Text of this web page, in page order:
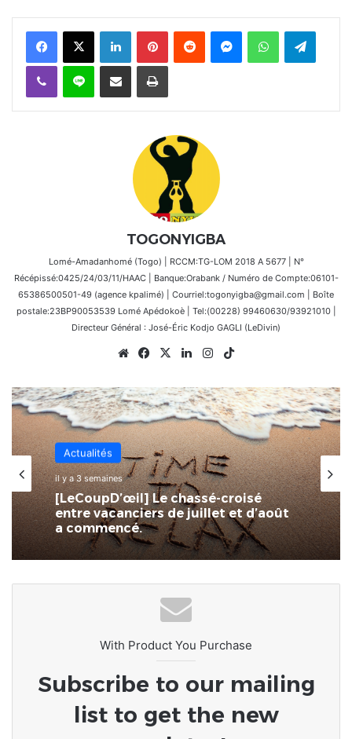
FacebookX Linkedin PinterestReddit MessengerWhatsAppTelegram
Viber Ligne Partager par email Imprimer
TOGONYIGBA
Lomé-Amadanhomé (Togo) | RCCM:TG-LOM 2018 A 5677 | N°
Récépissé:0425/24/03/11/HAAC | Banque:Orabank / Numéro de Compte:06101-
65386500501-49 (agence kpalimé) | Courriel:togonyigba@gmail.com | Boîte
postale:23BP90053539 Lomé Apédokoè | Tel:(00228) 99460630/93921010 |
Directeur Général : José-Éric Kodjo GAGLI (LeDivin)
WebsiteFacebook
X LinkedinInstagram
Actualités
il y a 3 semaines
[LeCoupD’œil] Le chassé-croisé
entre vacanciers de juillet et d’août
a commencé.
With Product You Purchase
Subscribe to our mailing
list to get the new